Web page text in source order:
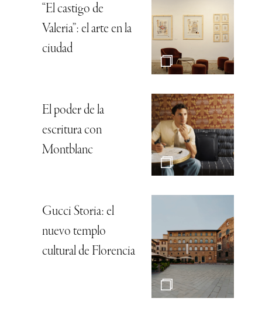
“El castigo de
Valeria”: el arte en la
ciudad
El poder de la
escritura con
Montblanc
Gucci Storia: el
nuevo templo
cultural de Florencia